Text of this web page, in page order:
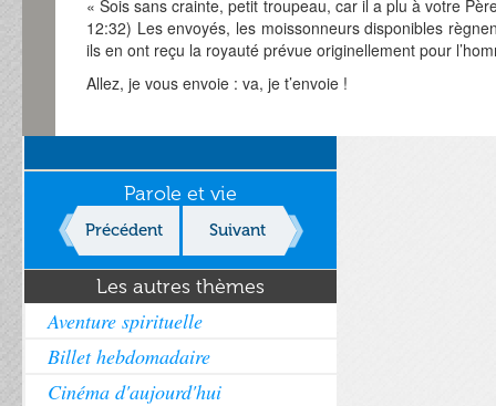
« Sois sans crainte, petit troupeau, car il a plu à votre
12:32) Les envoyés, les moissonneurs disponibles
ils en ont reçu la royauté prévue originellement pour
Allez, je vous envoie : va, je t’envoie !
Parole et vie
Précédent Suivant
Les autres thèmes
Aventure spirituelle
Billet hebdomadaire
Cinéma d'aujourd'hui